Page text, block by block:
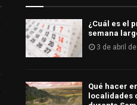
¿Cuál es el
semana
3 de abril
Qué hacer
localidades